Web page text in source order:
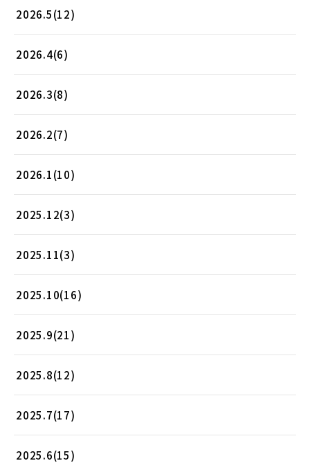
2026.5(12)
2026.4(6)
2026.3(8)
2026.2(7)
2026.1(10)
2025.12(3)
2025.11(3)
2025.10(16)
2025.9(21)
2025.8(12)
2025.7(17)
2025.6(15)